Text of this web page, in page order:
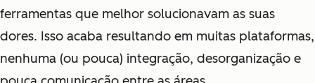
ferramentas que melhor solucionavam as suas
dores. Isso acaba resultando em muitas plataformas,
nenhuma (ou pouca) integração, desorganização e